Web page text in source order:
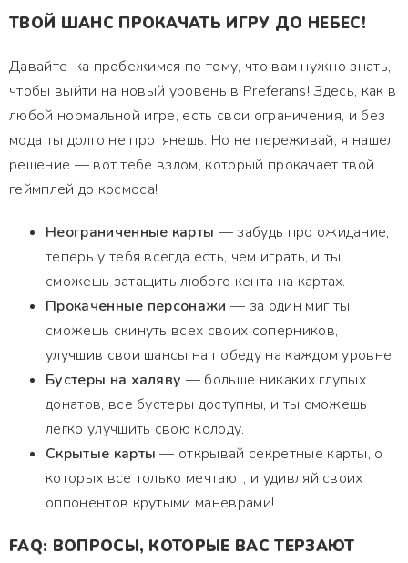
ТВОЙ ШАНС ПРОКАЧАТЬ ИГРУ ДО НЕБЕС!
Давайте-ка пробежимся по тому, что вам нужно знать,
чтобы выйти на новый уровень в Preferans! Здесь, как в
любой нормальной игре, есть свои ограничения, и без
мода ты долго не протянешь. Но не переживай, я нашел
решение — вот тебе взлом, который прокачает твой
геймплей до космоса!
Неограниченные карты — забудь про ожидание,
теперь у тебя всегда есть, чем играть, и ты
сможешь затащить любого кента на картах.
Прокаченные персонажи — за один миг ты
сможешь скинуть всех своих соперников,
улучшив свои шансы на победу на каждом уровне!
Бустеры на халяву — больше никаких глупых
донатов, все бустеры доступны, и ты сможешь
легко улучшить свою колоду.
Скрытые карты — открывай секретные карты, о
которых все только мечтают, и удивляй своих
оппонентов крутыми маневрами!
FAQ: ВОПРОСЫ, КОТОРЫЕ ВАС ТЕРЗАЮТ